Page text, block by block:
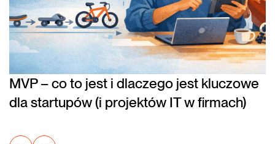
MVP – co to jest i dlaczego jest kluczowe
dla startupów (i projektów IT w firmach)